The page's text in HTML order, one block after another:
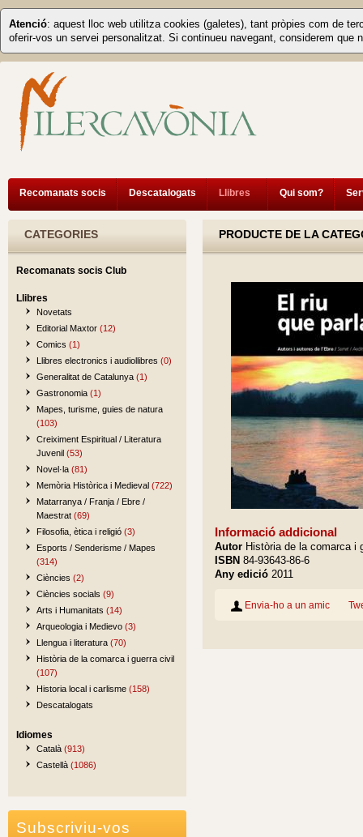
Atenció: aquest lloc web utilitza cookies (galetes), tant pròpies com de
oferir-vos un servei personalitzat. Si continueu navegant, considerem que
Recomanats socis Descatalogats Llibres Qui som?
CATEGORIES
Recomanats socis Club
Llibres
Novetats
Editorial Maxtor (12)
Comics (1)
Llibres electronics i audiollibres (0)
Generalitat de Catalunya (1)
Gastronomia (1)
Mapes, turisme, guies de natura
(103)
Creiximent Espiritual / Literatura
Juvenil (53)
Novel·la (81)
Memòria Històrica i Medieval (722)
Matarranya / Franja / Ebre /
Maestrat (69)
Filosofia, ètica i religió (3)
Esports / Senderisme / Mapes
(314)
Ciències (2)
Ciències socials (9)
Arts i Humanitats (14)
Arqueologia i Medievo (3)
Llengua i literatura (70)
Història de la comarca i guerra civil
(107)
Historia local i carlisme (158)
Descatalogats
Idiomes
Català (913)
Castellà (1086)
Subscriviu-vos
PRODUCTE DE LA
Informació addicional
Autor Història de la comarca i
ISBN 84-93643-86-6
Any edició 2011
Envia-ho a un amic